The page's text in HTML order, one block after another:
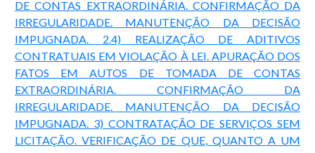
DE CONTAS EXTRAORDINÁRIA. CONFIRMAÇÃO DA
IRREGULARIDADE. MANUTENÇÃO DA DECISÃO
IMPUGNADA. 2.4) REALIZAÇÃO DE ADITIVOS
CONTRATUAIS EM VIOLAÇÃO À LEI. APURAÇÃO DOS
FATOS EM AUTOS DE TOMADA DE CONTAS
EXTRAORDINÁRIA. CONFIRMAÇÃO DA
IRREGULARIDADE. MANUTENÇÃO DA DECISÃO
IMPUGNADA. 3) CONTRATAÇÃO DE SERVIÇOS SEM
LICITAÇÃO. VERIFICAÇÃO DE QUE, QUANTO A UM